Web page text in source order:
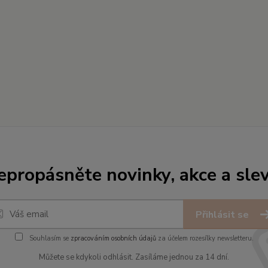
novinky, akce a
Přihlásit se
Souhlasím se zpracováním osobních údajůza účelem rozesílky newsletteru.
Můžete se kdykoli odhlásit. Zasíláme jednou za 14 dní.